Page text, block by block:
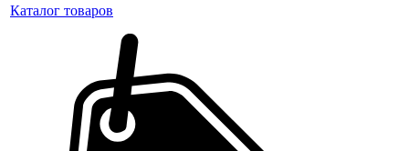
Каталог товаров